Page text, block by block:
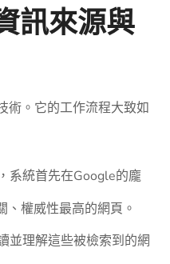
訊來源與
術。它的工作流程大致如
系統首先在Google的龐
、權威性最高的網頁。
並理解這些被檢索到的網